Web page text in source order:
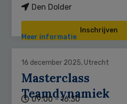
Den Dolder
Inschrijven
Meer informatie
16 december 2025, Utrecht
Masterclass
Teamdynamiek
09:00 - 16:30